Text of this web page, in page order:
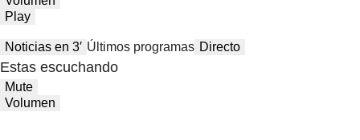
Play
Noticias en 3′ Últimos programas Directo
Estas escuchando
Mute
Volumen